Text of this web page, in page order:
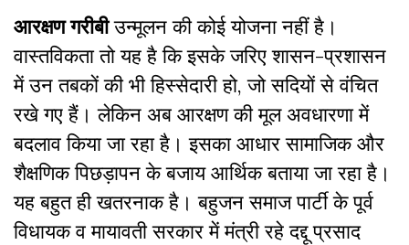
आरक्षण गरीबीउन्मूलन की कोई योजना नहीं है।
वास्तविकता तो यह है कि इसके जरिए शासन-प्रशासन
में उन तबकों की भी हिस्सेदारी हो, जो सदियों से वंचित
रखे गए हैं। लेकिन अब आरक्षण की मूल अवधारणा में
बदलाव किया जा रहा है। इसका आधार सामाजिक और
शैक्षणिक पिछड़ापन के बजाय आर्थिक बताया जा रहा है।
यह बहुत ही खतरनाक है। बहुजन समाज पार्टी के पूर्व
विधायक व मायावती सरकार में मंत्री रहे दद्दू प्रसाद